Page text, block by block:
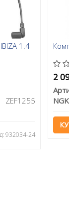
1.4
ZEF1255
932034-24
2
NGK